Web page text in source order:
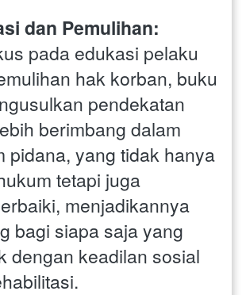
dan Pemulihan:
pada edukasi pelaku
hak korban, buku
pendekatan
berimbang dalam
pidana, yang tidak hanya
tetapi juga
menjadikannya
bagi siapa saja yang
dengan keadilan sosial